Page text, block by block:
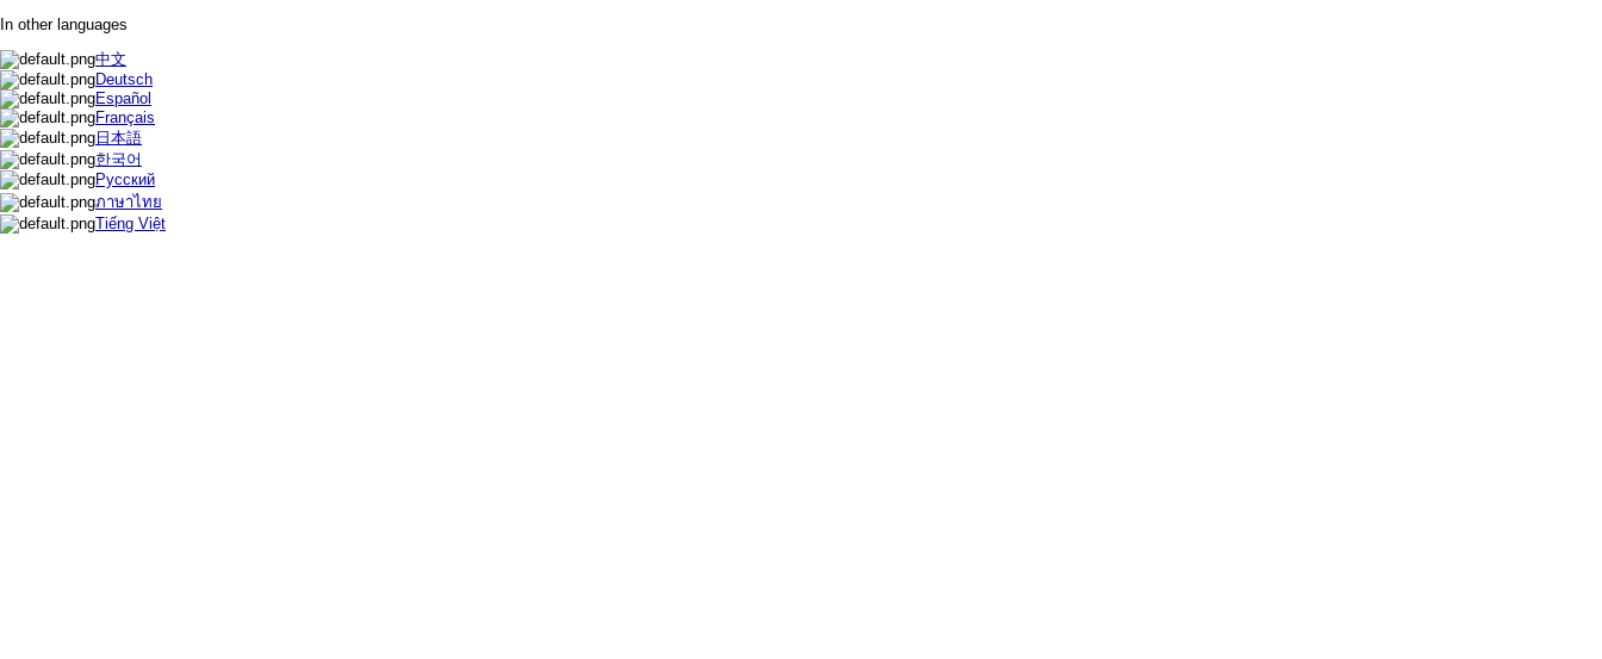
In other languages
中文
Deutsch
Español
Français
日本語
한국어
Русский
ภาษาไทย
Tiếng Việt